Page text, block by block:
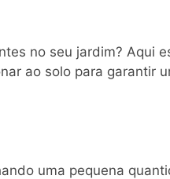
no seu jardim? Aqui
ao solo para garantir
uma pequena